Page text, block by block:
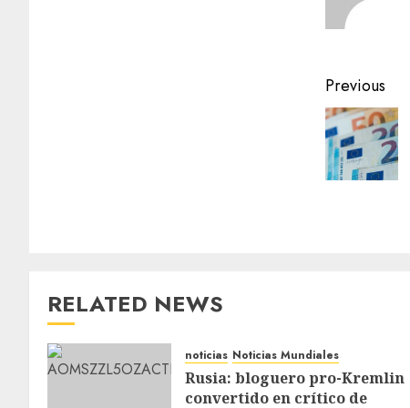
Previous
RELATED NEWS
noticias Noticias Mundiales
Rusia: bloguero pro-Kremlin
convertido en crítico de